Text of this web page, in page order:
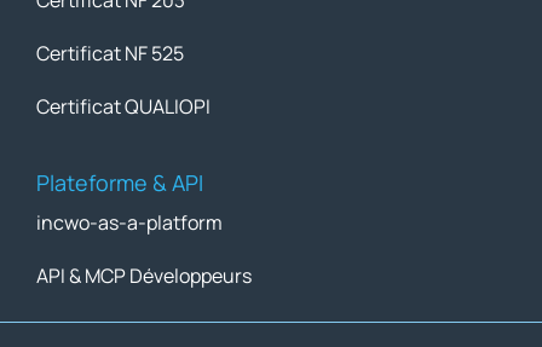
Certificat NF 525
Certificat QUALIOPI
Plateforme & API
incwo-as-a-platform
API & MCP Développeurs